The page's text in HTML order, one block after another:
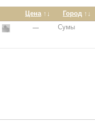
Цена ↑↓ Город ↑↓
— Сумы